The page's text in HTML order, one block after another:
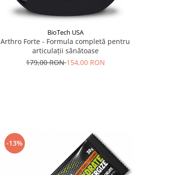
BioTech USA
Arthro Forte - Formula completă pentru
articulații sănătoase
179,00 RON154,00 RON
-13%